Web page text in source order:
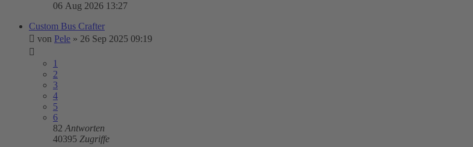
06 Aug 2026 13:27
Custom Bus Crafter
von Pele » 26 Sep 2025 09:19
1
2
3
4
5
6
82 Antworten
40395 Zugriffe